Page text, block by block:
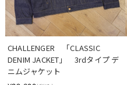
CHALLENGER　「CLASSIC
DENIM JACKET」　3rdタイプ デ
ニムジャケット